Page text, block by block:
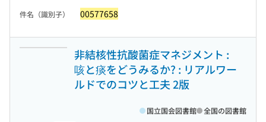
件名（識別子） 00577658
非結核性抗酸菌症マネジメント :
咳と痰をどうみるか? : リアルワー
ルドでのコツと工夫 2版
国立国会図書館 全国の図書館